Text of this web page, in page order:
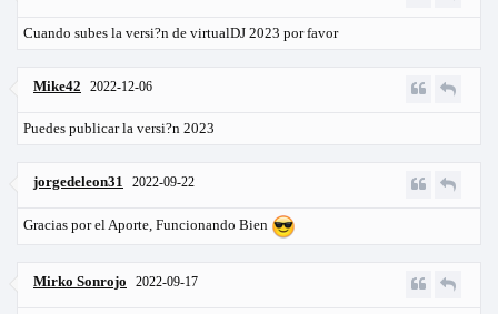
Cuando subes la versi?n de virtualDJ 2023 por favor
Mike42 2022-12-06
Puedes publicar la versi?n 2023
jorgedeleon31 2022-09-22
Gracias por el Aporte, Funcionando Bien
Mirko Sonrojo 2022-09-17